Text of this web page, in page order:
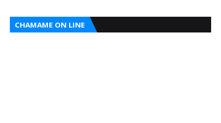
CHAMAME ON LINE